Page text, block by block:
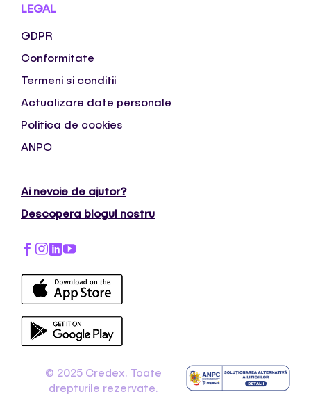
LEGAL
GDPR
Conformitate
Termeni si conditii
Actualizare date personale
Politica de cookies
ANPC
Ai nevoie de ajutor?
Descopera blogul nostru
© 2025 Credex. Toate
drepturile rezervate.